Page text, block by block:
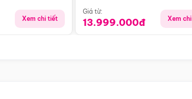
Xem chi tiết
Giá từ:
13.999.000đ Xem